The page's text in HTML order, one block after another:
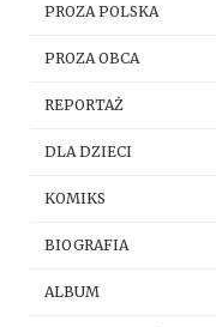
PROZA POLSKA
PROZA OBCA
REPORTAŻ
DLA DZIECI
KOMIKS
BIOGRAFIA
ALBUM